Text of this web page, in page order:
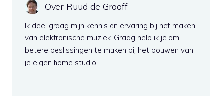
Over Ruud de Graaff
Ik deel graag mijn kennis en ervaring bij het maken
van elektronische muziek. Graag help ik je om
betere beslissingen te maken bij het bouwen van
je eigen home studio!